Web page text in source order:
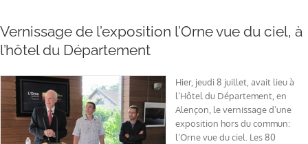
Vernissage de l’exposition l’Orne vue du ciel, à
l’hôtel du Département
Hier, jeudi 8 juillet, avait lieu à
l’Hôtel du Département, en
Alençon, le vernissage d’une
exposition hors du commun:
l’Orne vue du ciel. Les 80